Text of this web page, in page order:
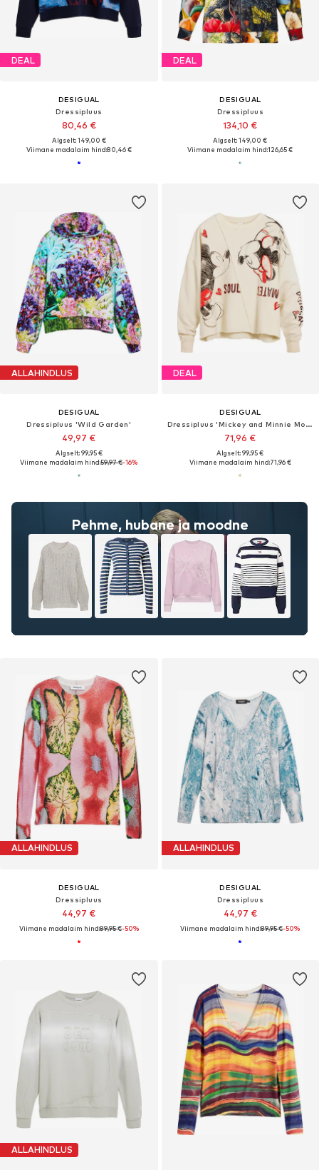
DEAL
DESIGUAL
Dressipluus
80,46 €
Algselt: 149,00 €
Viimane madalaim hind:80,46 €
DEAL
DESIGUAL
Dressipluus
134,10 €
Algselt: 149,00 €
Viimane madalaim hind:126,65 €
ALLAHINDLUS
DESIGUAL
Dressipluus 'Wild Garden'
49,97 €
Algselt: 99,95 €
Viimane madalaim hind:59,97 €-16%
Pehme, hubane ja moodne
DEAL
DESIGUAL
Dressipluus 'Mickey and Minnie Mouse™'
71,96 €
Algselt: 99,95 €
Viimane madalaim hind:71,96 €
ALLAHINDLUS
DESIGUAL
Dressipluus
44,97 €
Viimane madalaim hind:89,95 €-50%
ALLAHINDLUS
DESIGUAL
Dressipluus
44,97 €
Viimane madalaim hind:89,95 €-50%
ALLAHINDLUS